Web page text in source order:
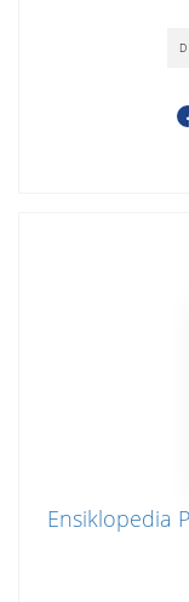
Ensiklopedia